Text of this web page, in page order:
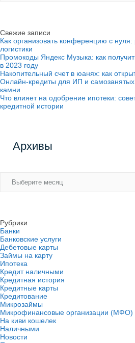
Свежие записи
Как организовать конференцию с
логистики
Промокоды Яндекс Музыка: как
в 2023 году
Накопительный счет в юанях: как
Онлайн-кредиты для ИП и
камни
Что влияет на одобрение ипотеки:
кредитной истории
Архивы
Рубрики
Банки
Банковские услуги
Дебетовые карты
Займы на карту
Ипотека
Кредит наличными
Кредитная история
Кредитные карты
Кредитование
Микрозаймы
Микрофинансовые организации (МФО)
На киви кошелек
Наличными
Новости